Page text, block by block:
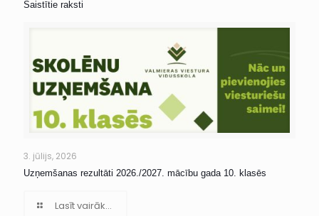
Saistītie raksti
3. jūlijs, 2026
Uzņemšanas rezultāti 2026./2027. mācību gada 10. klasēs
Lasīt vairāk...